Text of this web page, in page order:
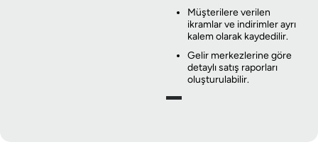
Müşterilere verilen
ikramlar ve indirimler ayrı
kalem olarak kaydedilir.
Gelir merkezlerine göre
detaylı satış raporları
oluşturulabilir.